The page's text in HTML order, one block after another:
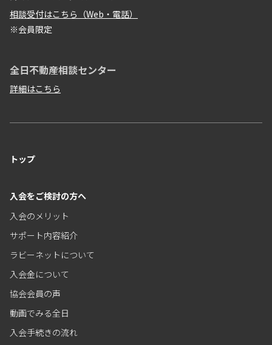
相談受付はこちら（Web・電話）
※会員限定
全日不動産相談センター
詳細はこちら
トップ
入会をご検討の方へ
入会のメリット
サポート内容紹介
ラビーネットについて
入会金について
協会会員の声
動画でみる全日
入会手続きの流れ